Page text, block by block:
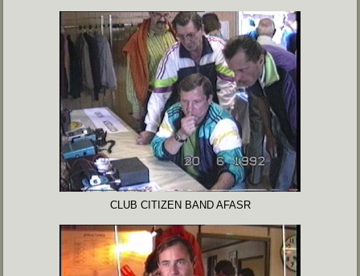
CLUB CITIZEN BAND AFASR